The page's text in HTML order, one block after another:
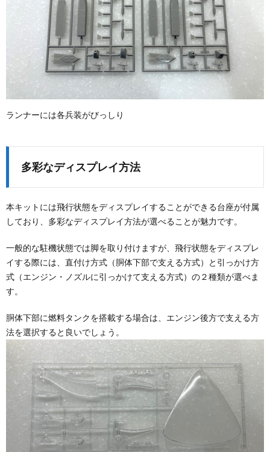
ランナーには各兵装がびっしり
多彩なディスプレイ方法
本キットには飛行状態をディスプレイすることができる台座が付属
しており、多彩なディスプレイ方法が選べることが魅力です。
一般的な駐機状態では脚を取り付けますが、飛行状態をディスプレ
イする際には、直付け方式（胴体下部で支える方式）と引っかけ方
式（エンジン・ノズルに引っかけて支える方式）の２種類が選べま
す。
胴体下部に燃料タンクを搭載する場合は、エンジン後方で支える方
法を選択すると良いでしょう。